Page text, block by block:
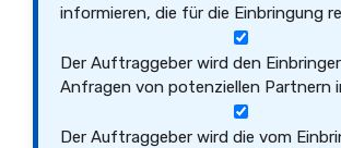
informieren, die für die Einbringung
Der Auftraggeber wird den
Anfragen von potenziellen Partnern
Der Auftraggeber wird die vom